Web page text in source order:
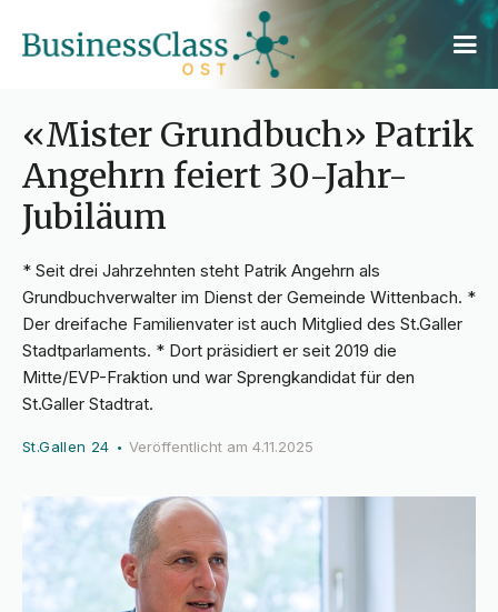
«Mister Grundbuch» Patrik
Angehrn feiert 30-Jahr-
Jubiläum
* Seit drei Jahrzehnten steht Patrik Angehrn als
Grundbuchverwalter im Dienst der Gemeinde Wittenbach. *
Der dreifache Familienvater ist auch Mitglied des St.Galler
Stadtparlaments. * Dort präsidiert er seit 2019 die
Mitte/EVP-Fraktion und war Sprengkandidat für den
St.Galler Stadtrat.
St.Gallen 24 • Veröffentlicht am 4.11.2025